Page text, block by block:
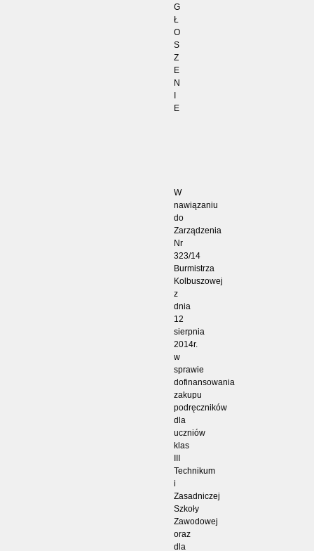
G
Ł
O
S
Z
E
N
I
E
W
nawiązaniu
do
Zarządzenia
Nr
323/14
Burmistrza
Kolbuszowej
z
dnia
12
sierpnia
2014r.
w
sprawie
dofinansowania
zakupu
podręczników
dla
uczniów
klas
III
Technikum
i
Zasadniczej
Szkoły
Zawodowej
oraz
dla